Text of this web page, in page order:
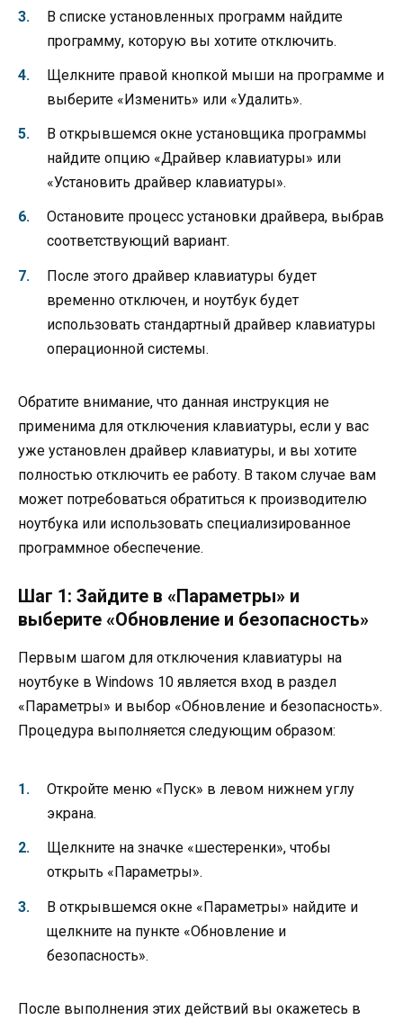
В списке установленных программ найдите
программу, которую вы хотите отключить.
Щелкните правой кнопкой мыши на программе и
выберите «Изменить» или «Удалить».
В открывшемся окне установщика программы
найдите опцию «Драйвер клавиатуры» или
«Установить драйвер клавиатуры».
Остановите процесс установки драйвера, выбрав
соответствующий вариант.
После этого драйвер клавиатуры будет
временно отключен, и ноутбук будет
использовать стандартный драйвер клавиатуры
операционной системы.
Обратите внимание, что данная инструкция не
применима для отключения клавиатуры, если у вас
уже установлен драйвер клавиатуры, и вы хотите
полностью отключить ее работу. В таком случае вам
может потребоваться обратиться к производителю
ноутбука или использовать специализированное
программное обеспечение.
Шаг 1: Зайдите в «Параметры» и
выберите «Обновление и безопасность»
Первым шагом для отключения клавиатуры на
ноутбуке в Windows 10 является вход в раздел
«Параметры» и выбор «Обновление и безопасность».
Процедура выполняется следующим образом:
Откройте меню «Пуск» в левом нижнем углу
экрана.
Щелкните на значке «шестеренки», чтобы
открыть «Параметры».
В открывшемся окне «Параметры» найдите и
щелкните на пункте «Обновление и
безопасность».
После выполнения этих действий вы окажетесь в